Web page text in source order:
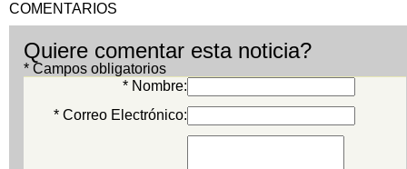
COMENTARIOS
Quiere comentar esta noticia?
* Campos obligatorios
* Nombre:
* Correo Electrónico: